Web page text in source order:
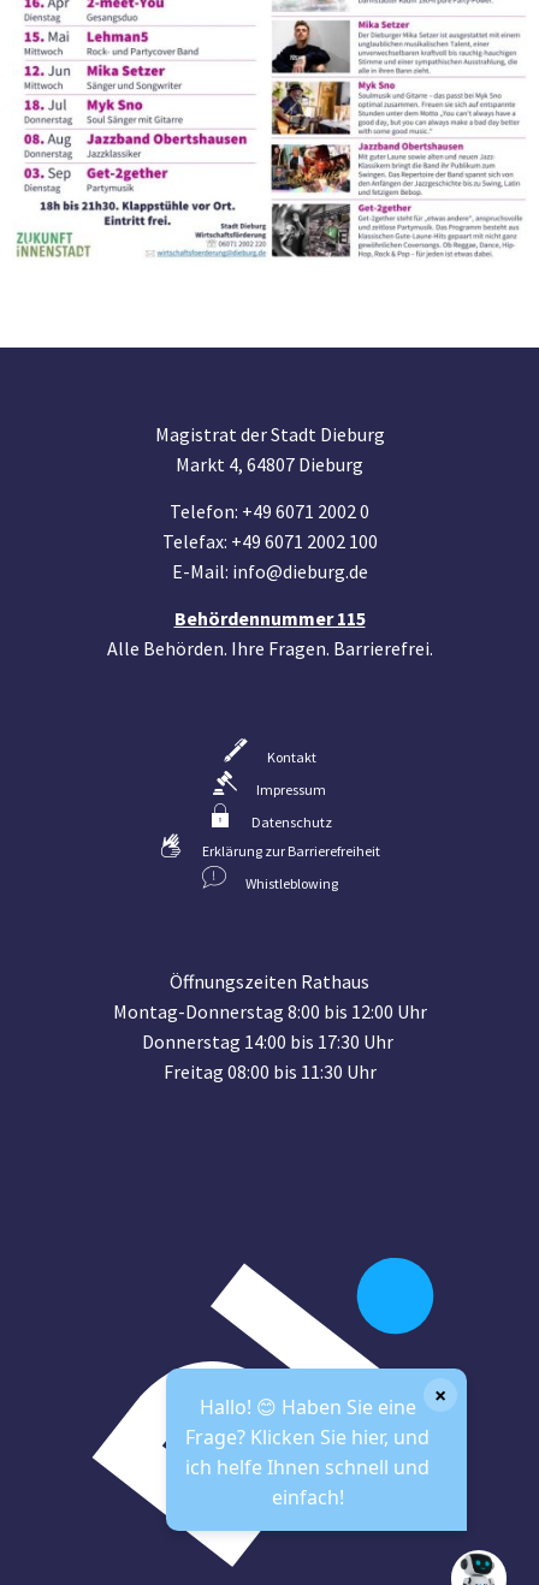
Magistrat der Stadt Dieburg
Markt 4, 64807 Dieburg
Telefon: +49 6071 2002 0
Telefax: +49 6071 2002 100
E-Mail: info@dieburg.de
Behördennummer 115
Alle Behörden. Ihre Fragen. Barrierefrei.
Kontakt
Impressum
Datenschutz
Erklärung zur Barrierefreiheit
Whistleblowing
Öffnungszeiten Rathaus
Montag-Donnerstag 8:00 bis 12:00 Uhr
Donnerstag 14:00 bis 17:30 Uhr
Freitag 08:00 bis 11:30 Uhr
Hallo! 😊 Haben Sie eine
Frage? Klicken Sie hier, und
ich helfe Ihnen schnell und
einfach!
×